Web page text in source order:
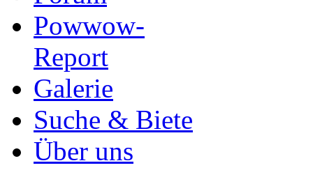
Powwow-
Report
Galerie
Suche & Biete
Über uns